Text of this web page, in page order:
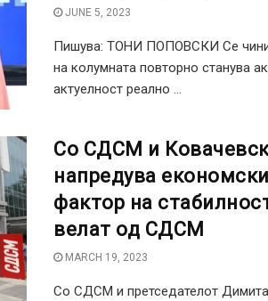
JUNE 5, 2023
Пишува: ТОНИ ПОПОВСКИ Се
на колумната повторно станува
актуелност реално ...
Со СДСМ и
напредува
фактор на
велат од СДСМ
MARCH 19, 2023
Со СДСМ и претседателот